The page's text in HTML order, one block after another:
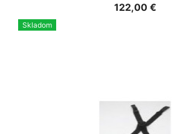
122,00 €
Skladom